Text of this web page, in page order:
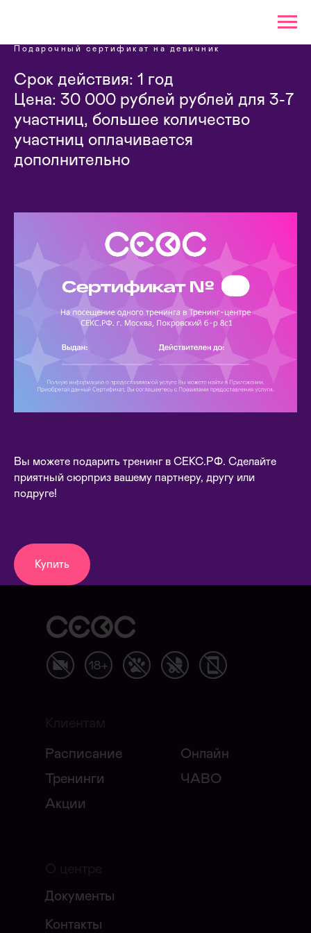
Подарочный сертификат на девичник
Срок действия: 1 год
Цена: 30 000 рублей рублей для 3-7
участниц, большее количество
участниц оплачивается
дополнительно
Вы можете подарить тренинг в СЕКС.РФ. Сделайте
приятный сюрприз вашему партнеру, другу или
подруге!
Купить
Расписание
Онлайн
Тренинги
ЧАВО
Акции
Контакты
Документы